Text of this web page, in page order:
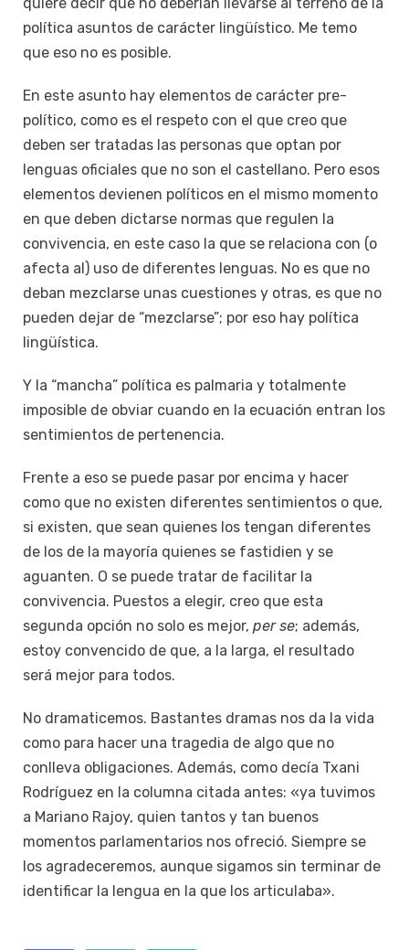
política asuntos de carácter lingüístico. Me temo
que eso no es posible.
En este asunto hay elementos de carácter pre-
político, como es el respeto con el que creo que
deben ser tratadas las personas que optan por
lenguas oficiales que no son el castellano. Pero esos
elementos devienen políticos en el mismo momento
en que deben dictarse normas que regulen la
convivencia, en este caso la que se relaciona con (o
afecta al) uso de diferentes lenguas. No es que no
deban mezclarse unas cuestiones y otras, es que no
pueden dejar de “mezclarse”; por eso hay política
lingüística.
Y la “mancha” política es palmaria y totalmente
imposible de obviar cuando en la ecuación entran los
sentimientos de pertenencia.
Frente a eso se puede pasar por encima y hacer
como que no existen diferentes sentimientos o que,
si existen, que sean quienes los tengan diferentes
de los de la mayoría quienes se fastidien y se
aguanten. O se puede tratar de facilitar la
convivencia. Puestos a elegir, creo que esta
segunda opción no solo es mejor, per se; además,
estoy convencido de que, a la larga, el resultado
será mejor para todos.
No dramaticemos. Bastantes dramas nos da la vida
como para hacer una tragedia de algo que no
conlleva obligaciones. Además, como decía Txani
Rodríguez en la columna citada antes: «ya tuvimos
a Mariano Rajoy, quien tantos y tan buenos
momentos parlamentarios nos ofreció. Siempre se
los agradeceremos, aunque sigamos sin terminar de
identificar la lengua en la que los articulaba».